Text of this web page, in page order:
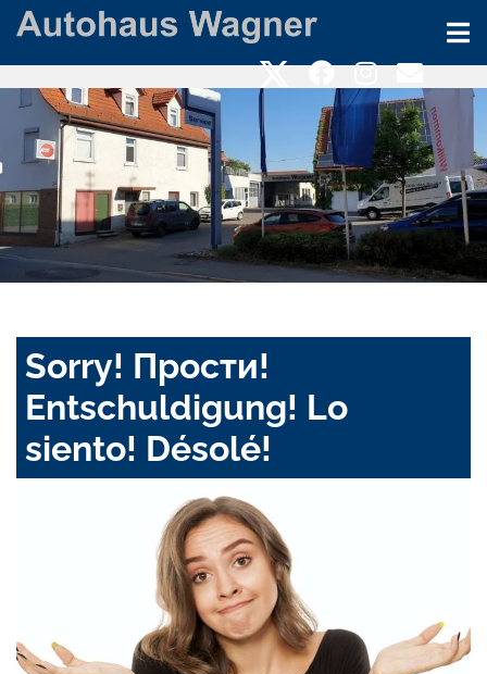
Sorry! Прости!
Entschuldigung! Lo
siento! Désolé!